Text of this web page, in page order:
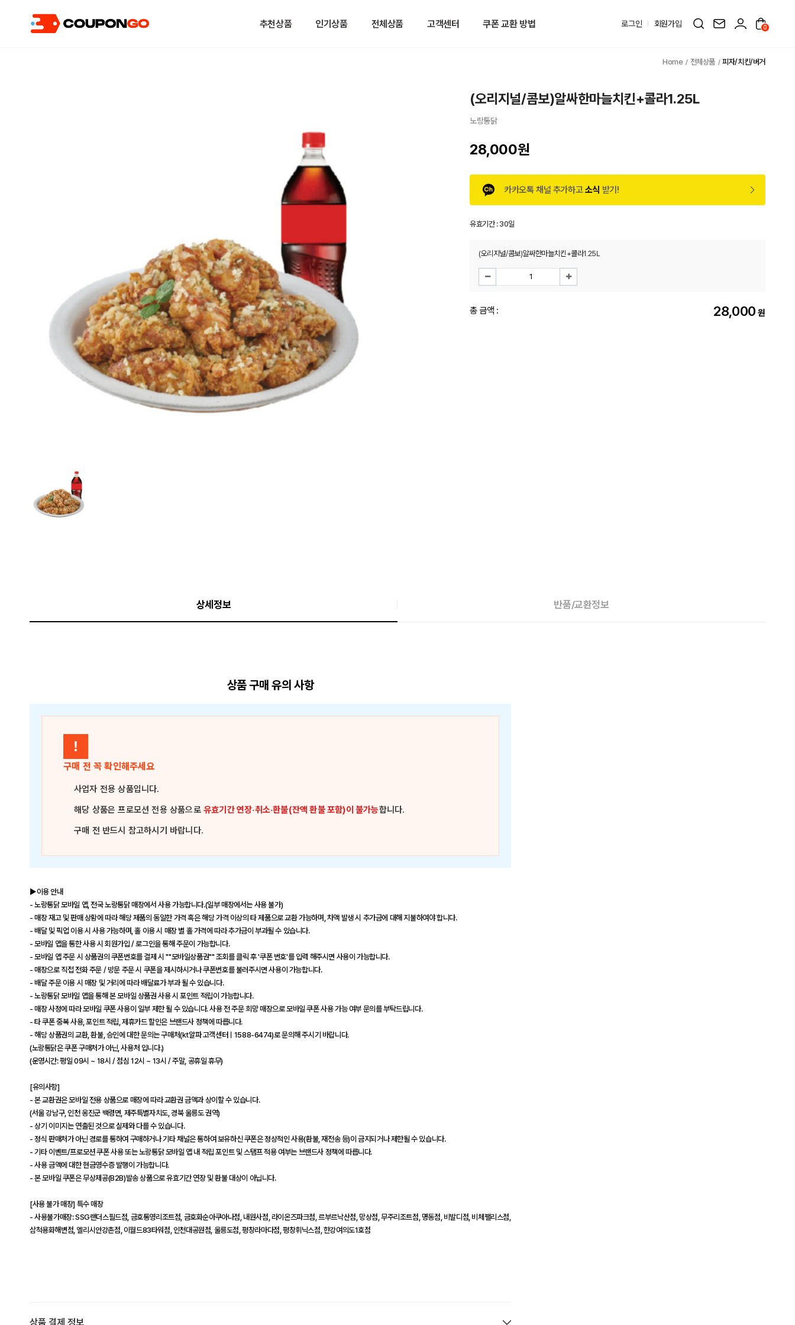
추천상품 인기상품 전체상품 고객센터 쿠폰 교환 방법 로그인 회원가입 0
전체상품 피자/치킨/버거
(오리지널/콤보)알싸한마늘치킨+콜라1.25L
노랑통닭
28,000원
카카오톡 채널 추가하고소식 받기!
유효기간 :30일
(오리지널/콤보)알싸한마늘치킨+콜라1.25L
총 금액 : 28,000 원
상세정보 반품/교환정보
상품 구매 유의 사항
!
구매 전 꼭 확인해주세요
사업자 전용 상품입니다.
해당 상품은프로모션 전용 상품으로유효기간 연장·취소·환불(잔액 환불 포함)이 불가능합니다.
구매 전 반드시 참고하시기 바랍니다.
▶이용 안내
- 노랑통닭 모바일 앱, 전국 노랑통닭 매장에서 사용 가능합니다.(일부 매장에서는 사용 불가)
- 매장 재고 및 판매 상황에 따라 해당 제품의 동일한 가격 혹은 해당 가격 이상의 타 제품으로 교환 가능하며, 차액 발생 시 추가금에 대해 지불하여야 합니다.
- 배달 및 픽업 이용 시 사용 가능하며, 홀 이용 시 매장 별 홀 가격에 따라 추가금이 부과될 수 있습니다.
- 모바일 앱을 통한 사용 시 회원가입 / 로그인을 통해 주문이 가능합니다.
- 모바일 앱 주문 시 상품권의 쿠폰번호를 결제 시 ""모바일상품권"" 조회를 클릭 후 '쿠폰 번호'를 입력 해주시면 사용이 가능합니다.
- 매장으로 직접 전화 주문 / 방문 주문 시 쿠폰을 제시하시거나 쿠폰번호를 불러주시면 사용이 가능합니다.
- 배달 주문 이용 시 매장 및 거리에 따라 배달료가 부과 될 수 있습니다.
- 노랑통닭 모바일 앱을 통해 본 모바일 상품권 사용 시 포인트 적립이 가능합니다.
- 매장 사정에 따라 모바일 쿠폰 사용이 일부 제한 될 수 있습니다. 사용 전 주문 희망 매장으로 모바일 쿠폰 사용 가능 여부 문의를 부탁드립니다.
- 타 쿠폰 중복 사용, 포인트 적립, 제휴카드 할인은 브랜드사 정책에 따릅니다.
- 해당 상품권의 교환, 환불, 승인에 대한 문의는 구매처(kt알파 고객센터ㅣ1588-6474)로 문의해 주시기 바랍니다.
(노랑통닭은 쿠폰 구매처가 아닌, 사용처 입니다.)
(운영시간: 평일 09시 ~ 18시 / 점심 12시 ~ 13시 / 주말, 공휴일 휴무)
[유의사항]
- 본 교환권은 모바일 전용 상품으로 매장에 따라 교환권 금액과 상이할 수 있습니다.
(서울 강남구, 인천 옹진군 백령면, 제주특별자치도, 경북 울릉도 권역)
- 상기 이미지는 연출된 것으로 실제와 다를 수 있습니다.
- 정식 판매처가 아닌 경로를 통하여 구매하거나 기타 채널은 통하여 보유하신 쿠폰은 정상적인 사용(환불, 재전송 등)이 금지되거나 제한될 수 있습니다.
- 기타 이벤트/프로모션 쿠폰 사용 또는 노랑통닭 모바일 앱 내 적립 포인트 및 스탬프 적용 여부는 브랜드사 정책에 따릅니다.
- 사용 금액에 대한 현금영수증 발행이 가능합니다.
- 본 모바일 쿠폰은 무상제공(B2B)발송 상품으로 유효기간 연장 및 환불 대상이 아닙니다.
[사용 불가 매장] 특수 매장
- 사용불가매장: SSG랜더스필드점, 금호통영리조트점, 금호화순아쿠아나점, 내원사점, 라이온즈파크점, 르부르낙산점, 망상점, 무주리조트점, 명동점, 비발디점, 비체팰리스점,
삼척용화해변점, 엘리시안강촌점, 이월드83타워점, 인천대공원점, 울릉도점, 평창라마다점, 평창휘닉스점, 한강여의도1호점
상품 결제 정보